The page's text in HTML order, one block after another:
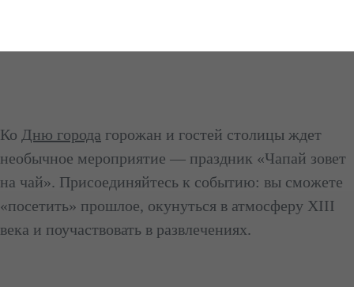
Ко Дню города горожан и гостей столицы ждет
необычное мероприятие — праздник «Чапай зовет
на чай». Присоединяйтесь к событию: вы сможете
«посетить» прошлое, окунуться в атмосферу XIII
века и поучаствовать в развлечениях.